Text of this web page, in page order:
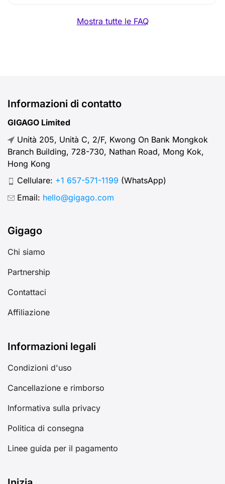
Mostra tutte le FAQ
Informazioni di contatto
GIGAGO Limited
Unità 205, Unità C, 2/F, Kwong On Bank Mongkok
Branch Building, 728-730, Nathan Road, Mong Kok,
Hong Kong
Cellulare: +1 657-571-1199 (WhatsApp)
Email: hello@gigago.com
Gigago
Chi siamo
Partnership
Contattaci
Affiliazione
Informazioni legali
Condizioni d'uso
Cancellazione e rimborso
Informativa sulla privacy
Politica di consegna
Linee guida per il pagamento